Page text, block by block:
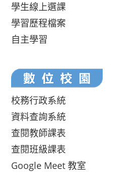
學生線上選課
學習歷程檔案
自主學習
校務行政系統
資料查詢系統
查閱教師課表
查閱班級課表
Google Meet 教室